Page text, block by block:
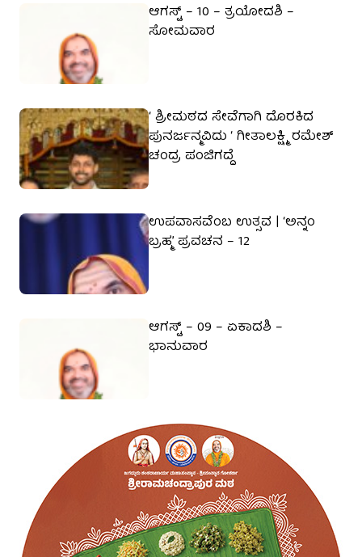
ಆಗಸ್ಟ್ – 10 – ತ್ರಯೋದಶಿ –
ಸೋಮವಾರ
‘ ಶ್ರೀಮಠದ ಸೇವೆಗಾಗಿ ದೊರಕಿದ
ಪುನರ್ಜನ್ಮವಿದು ‘ ಗೀತಾಲಕ್ಷ್ಮಿ ರಮೇಶ್
ಚಂದ್ರ ಪಂಜಿಗದ್ದೆ
ಉಪವಾಸವೆಂಬ ಉತ್ಸವ | ‘ಅನ್ನಂ
ಬ್ರಹ್ಮ’ ಪ್ರವಚನ – 12
ಆಗಸ್ಟ್ – 09 – ಏಕಾದಶಿ –
ಭಾನುವಾರ